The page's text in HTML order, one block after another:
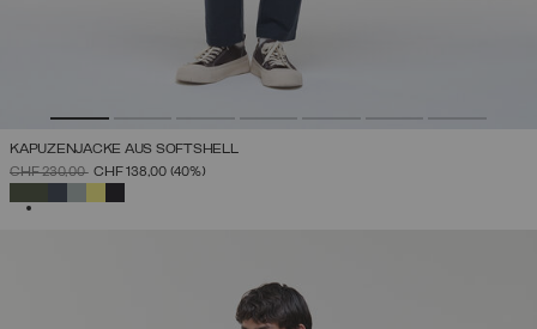
KAPUZENJACKE AUS SOFTSHELL
PREIS REDUZIERT VON
CHF 230,00AUF
CHF 138,00 (40%)